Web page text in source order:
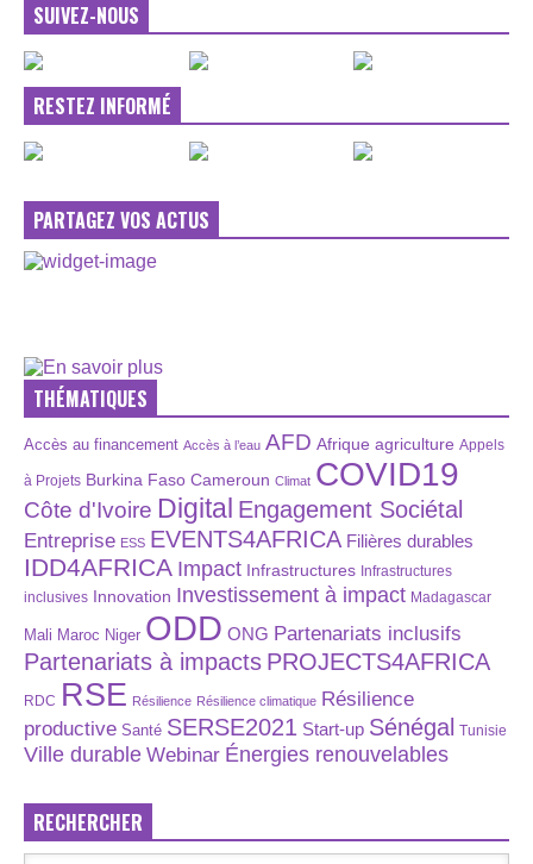
SUIVEZ-NOUS
RESTEZ INFORMÉ
PARTAGEZ VOS ACTUS
THÉMATIQUES
Accès au financement Accès à l’eau AFD Afrique agriculture Appels
à Projets Burkina Faso Cameroun Climat COVID19
Côte d'Ivoire Digital Engagement Sociétal
Entreprise ESS EVENTS4AFRICA Filières durables
IDD4AFRICA Impact Infrastructures Infrastructures
inclusives Innovation Investissement à impact Madagascar
Mali Maroc Niger ODD ONG Partenariats inclusifs
Partenariats à impacts PROJECTS4AFRICA
RDC RSE Résilience Résilience climatique Résilience
productive Santé SERSE2021 Start-up Sénégal Tunisie
Ville durable Webinar Énergies renouvelables
RECHERCHER